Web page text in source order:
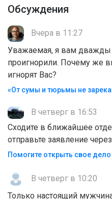
Обсуждения
Вчера в 11:27
Уважаемая, я вам
проигнорили. Почему же
игнорят Вас?
«От сумы и тюрьмы не
В четверг в 16:53
Сходите в ближайшее
отправьте заявление
Помогите открыть свое дело
В четверг в 10:20
Только настоящий